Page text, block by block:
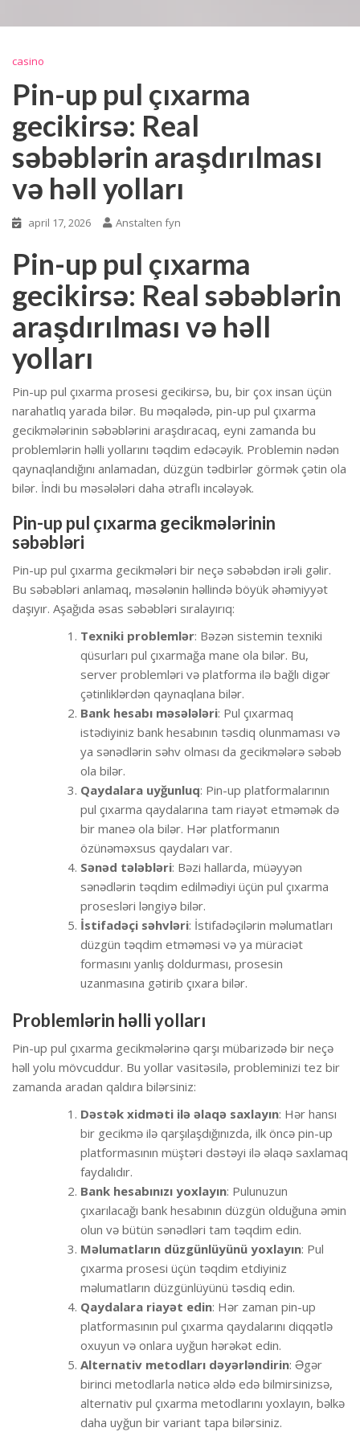
casino
Pin-up pul çıxarma
gecikirsə: Real
səbəblərin araşdırılması
və həll yolları
april 17, 2026 Anstalten fyn
Pin-up pul çıxarma
gecikirsə: Real səbəblərin
araşdırılması və həll
yolları
Pin-up pul çıxarma prosesi gecikirsə, bu, bir çox insan üçün
narahatlıq yarada bilər. Bu məqalədə, pin-up pul çıxarma
gecikmələrinin səbəblərini araşdıracaq, eyni zamanda bu
problemlərin həlli yollarını təqdim edəcəyik. Problemin nədən
qaynaqlandığını anlamadan, düzgün tədbirlər görmək çətin ola
bilər. İndi bu məsələləri daha ətraflı incələyək.
Pin-up pul çıxarma gecikmələrinin
səbəbləri
Pin-up pul çıxarma gecikmələri bir neçə səbəbdən irəli gəlir.
Bu səbəbləri anlamaq, məsələnin həllində böyük əhəmiyyət
daşıyır. Aşağıda əsas səbəbləri sıralayırıq:
Texniki problemlər: Bəzən sistemin texniki
qüsurları pul çıxarmağa mane ola bilər. Bu,
server problemləri və platforma ilə bağlı digər
çətinliklərdən qaynaqlana bilər.
Bank hesabı məsələləri: Pul çıxarmaq
istədiyiniz bank hesabının təsdiq olunmaması və
ya sənədlərin səhv olması da gecikmələrə səbəb
ola bilər.
Qaydalara uyğunluq: Pin-up platformalarının
pul çıxarma qaydalarına tam riayət etməmək də
bir maneə ola bilər. Hər platformanın
özünəməxsus qaydaları var.
Sənəd tələbləri: Bəzi hallarda, müəyyən
sənədlərin təqdim edilmədiyi üçün pul çıxarma
prosesləri ləngiyə bilər.
İstifadəçi səhvləri: İstifadəçilərin məlumatları
düzgün təqdim etməməsi və ya müraciət
formasını yanlış doldurması, prosesin
uzanmasına gətirib çıxara bilər.
Problemlərin həlli yolları
Pin-up pul çıxarma gecikmələrinə qarşı mübarizədə bir neçə
həll yolu mövcuddur. Bu yollar vasitəsilə, probleminizi tez bir
zamanda aradan qaldıra bilərsiniz:
Dəstək xidməti ilə əlaqə saxlayın: Hər hansı
bir gecikmə ilə qarşılaşdığınızda, ilk öncə pin-up
platformasının müştəri dəstəyi ilə əlaqə saxlamaq
faydalıdır.
Bank hesabınızı yoxlayın: Pulunuzun
çıxarılacağı bank hesabının düzgün olduğuna əmin
olun və bütün sənədləri tam təqdim edin.
Məlumatların düzgünlüyünü yoxlayın: Pul
çıxarma prosesi üçün təqdim etdiyiniz
məlumatların düzgünlüyünü təsdiq edin.
Qaydalara riayət edin: Hər zaman pin-up
platformasının pul çıxarma qaydalarını diqqətlə
oxuyun və onlara uyğun hərəkət edin.
Alternativ metodları dəyərləndirin: Əgər
birinci metodlarla nəticə əldə edə bilmirsinizsə,
alternativ pul çıxarma metodlarını yoxlayın, bəlkə
daha uyğun bir variant tapa bilərsiniz.